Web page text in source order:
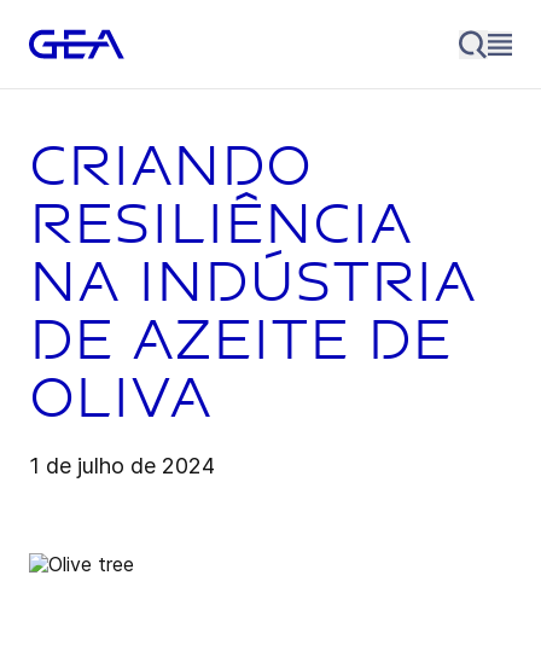
Criando
resiliência
na indústria
de azeite de
oliva
1 de julho de 2024